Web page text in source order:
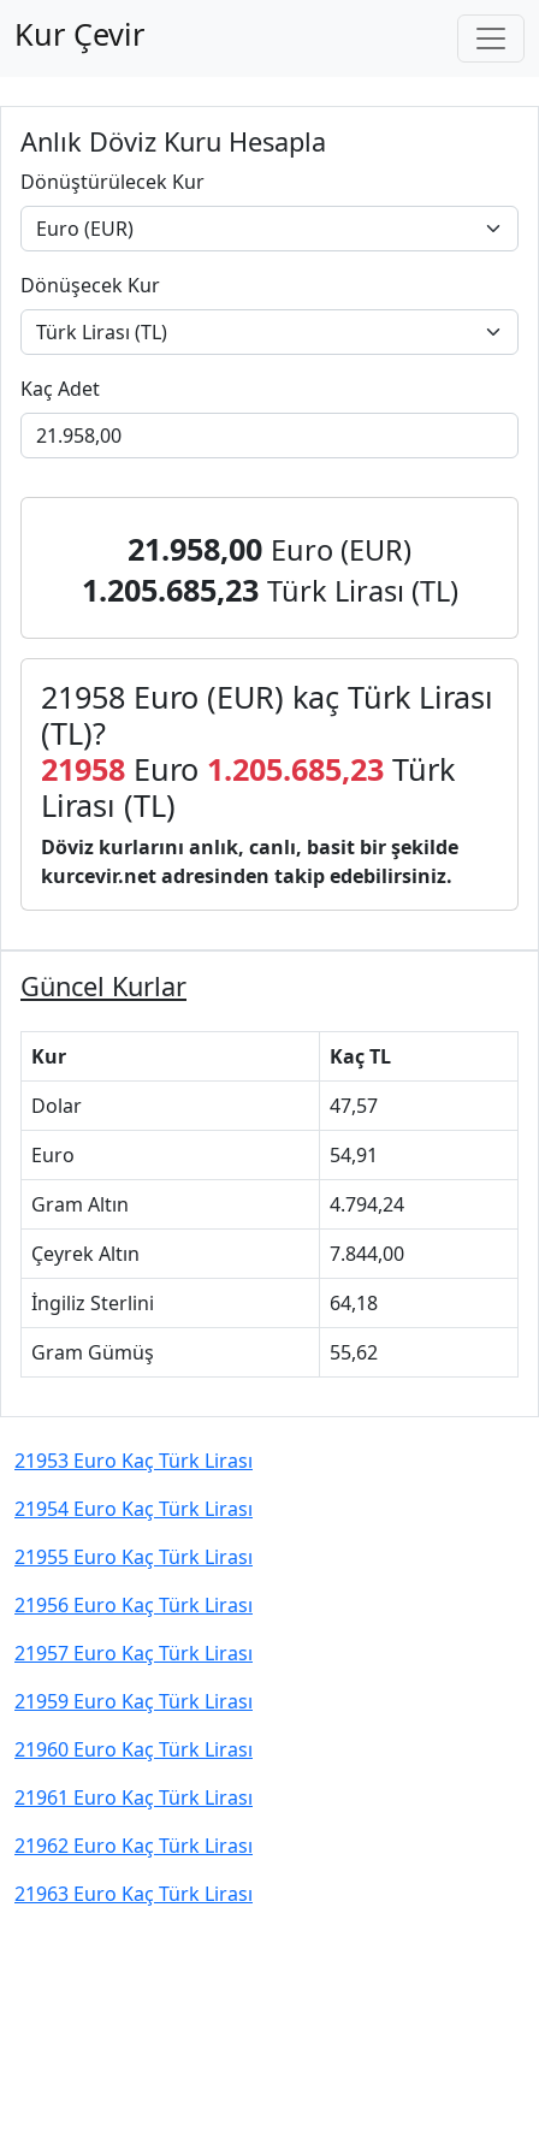
Kur Çevir
Anlık Döviz Kuru Hesapla
Dönüştürülecek Kur
Dönüşecek Kur
Kaç Adet
21.958,00 Euro (EUR)
1.205.685,23 Türk Lirası (TL)
21958 Euro (EUR) kaç Türk Lirası
(TL)?
21958 Euro 1.205.685,23 Türk
Lirası (TL)
Döviz kurlarını anlık, canlı, basit bir şekilde
kurcevir.net adresinden takip edebilirsiniz.
Güncel Kurlar
Kur
Kaç TL
Dolar
47,57
Euro
54,91
Gram Altın
4.794,24
Çeyrek Altın
7.844,00
İngiliz Sterlini
64,18
Gram Gümüş
55,62
21953 Euro Kaç Türk Lirası
21954 Euro Kaç Türk Lirası
21955 Euro Kaç Türk Lirası
21956 Euro Kaç Türk Lirası
21957 Euro Kaç Türk Lirası
21959 Euro Kaç Türk Lirası
21960 Euro Kaç Türk Lirası
21961 Euro Kaç Türk Lirası
21962 Euro Kaç Türk Lirası
21963 Euro Kaç Türk Lirası